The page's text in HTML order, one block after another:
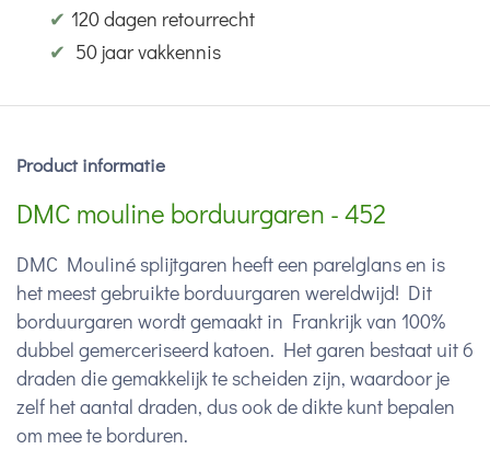
✔ 120 dagen retourrecht
✔ 50 jaar vakkennis
Product informatie
DMC mouline borduurgaren - 452
DMC Mouliné splijtgaren heeft een parelglans en is
het meest gebruikte borduurgaren wereldwijd! Dit
borduurgaren wordt gemaakt in Frankrijk van 100%
dubbel gemerceriseerd katoen. Het garen bestaat uit 6
draden die gemakkelijk te scheiden zijn, waardoor je
zelf het aantal draden, dus ook de dikte kunt bepalen
om mee te borduren.